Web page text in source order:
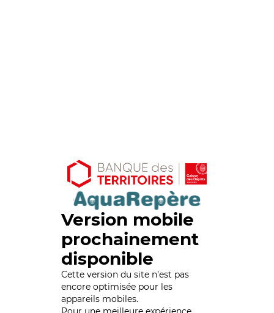
Version mobile
prochainement
disponible
Cette version du site n’est pas
encore optimisée pour les
appareils mobiles.